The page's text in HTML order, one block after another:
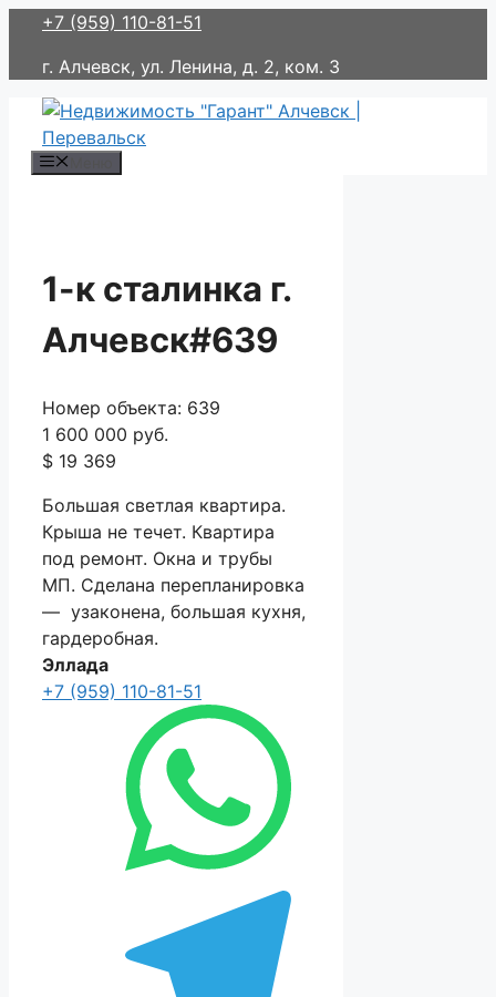
Перейти
содержимому
+7 (959) 110-81-51
г. Алчевск, ул. Ленина, д. 2, ком. 3
1-к сталинка г.
Алчевск#639
Номер объекта: 639
1 600 000 руб.
$ 19 369
Большая светлая квартира.
Крыша не течет. Квартира
под ремонт. Окна и трубы
МП. Сделана перепланировка
— узаконена, большая кухня,
гардеробная.
Эллада
+7 (959) 110-81-51